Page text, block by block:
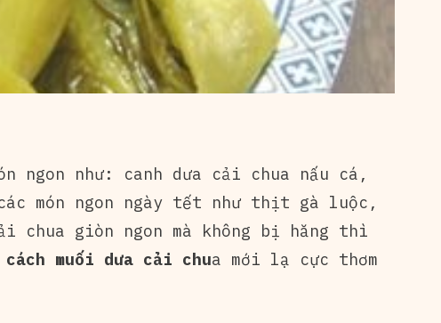
ngon như: canh dưa cải chua nấu cá,
món ngon ngày tết như thịt gà luộc,
giòn ngon mà không bị hăng thì
cách muối dưa cải chua mới lạ cực thơm